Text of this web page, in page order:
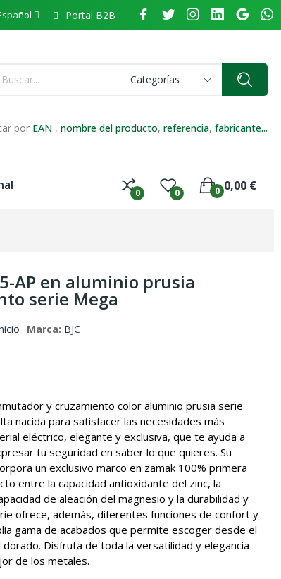
Portal B2B
Categorías
por EAN ,nombre del producto,referencia,fabricante...
0 0 0,00 €
0
AP en aluminio prusia
serie Mega
Marca: BJC
y cruzamiento color aluminio prusia serie
nacida para satisfacer las necesidades más
eléctrico, elegante y exclusiva, que te ayuda a
tu seguridad en saber lo que quieres. Su
un exclusivo marco en zamak 100% primera
entre la capacidad antioxidante del zinc, la
de aleación del magnesio y la durabilidad y
ofrece, además, diferentes funciones de confort y
gama de acabados que permite escoger desde el
Disfruta de toda la versatilidad y elegancia
de los metales.